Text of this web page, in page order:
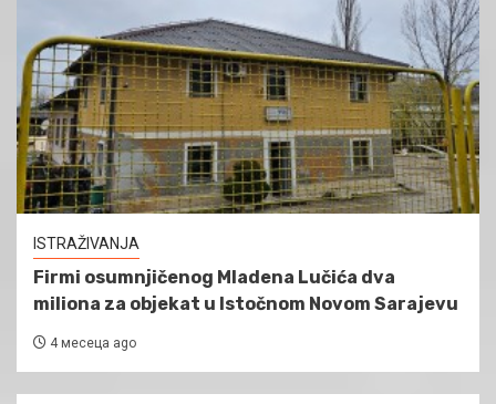
ISTRAŽIVANJA
Firmi osumnjičenog Mladena Lučića dva
miliona za objekat u Istočnom Novom Sarajevu
4 месеца ago